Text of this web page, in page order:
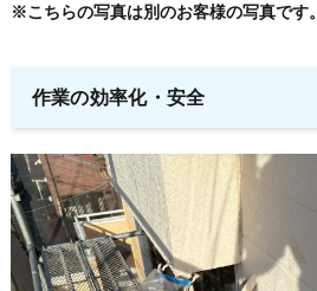
※こちらの写真は別のお客様の写真です。
作業の効率化・安全